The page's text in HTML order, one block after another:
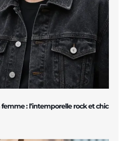
: l’intemporelle rock et chic